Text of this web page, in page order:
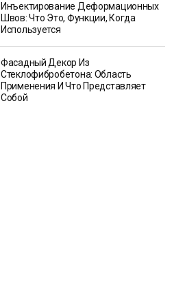
Инъектирование Деформационных
Швов: Что Это, Функции, Когда
Используется
Фасадный Декор Из
Стеклофибробетона: Область
Применения И Что Представляет
Собой